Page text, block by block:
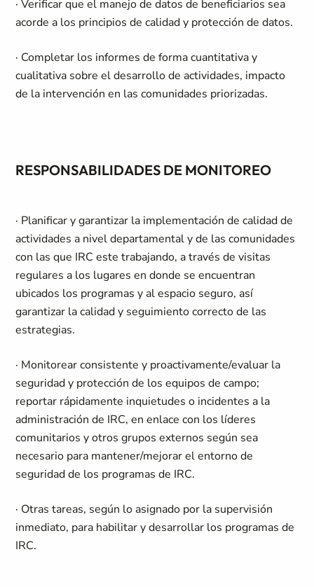
· Verificar que el manejo de datos de beneficiarios sea
acorde a los principios de calidad y protección de datos.
· Completar los informes de forma cuantitativa y
cualitativa sobre el desarrollo de actividades, impacto
de la intervención en las comunidades priorizadas.
RESPONSABILIDADES DE MONITOREO
· Planificar y garantizar la implementación de calidad de
actividades a nivel departamental y de las comunidades
con las que IRC este trabajando, a través de visitas
regulares a los lugares en donde se encuentran
ubicados los programas y al espacio seguro, así
garantizar la calidad y seguimiento correcto de las
estrategias.
· Monitorear consistente y proactivamente/evaluar la
seguridad y protección de los equipos de campo;
reportar rápidamente inquietudes o incidentes a la
administración de IRC, en enlace con los líderes
comunitarios y otros grupos externos según sea
necesario para mantener/mejorar el entorno de
seguridad de los programas de IRC.
· Otras tareas, según lo asignado por la supervisión
inmediato, para habilitar y desarrollar los programas de
IRC.